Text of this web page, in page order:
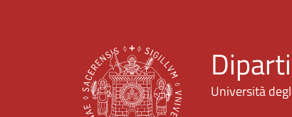
Università